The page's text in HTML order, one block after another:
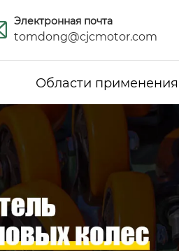
Электронная почта
tomdong@cjcmotor.com
Области применения